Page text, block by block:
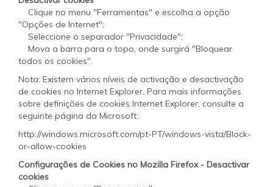
Clique no menu "Ferramentas" e escolha a opção
"Opções de Internet";
Seleccione o separador "Privacidade";
Mova a barra para o topo, onde surgirá "Bloquear
todos os cookies".
Nota: Existem vários níveis de activação e desactivação
de cookies no Internet Explorer. Para mais informações
sobre definições de cookies Internet Explorer, consulte a
seguinte página da Microsoft:
http://windows.microsoft.com/pt-PT/windows-vista/Block-
or-allow-cookies
Configurações de Cookies no Mozilla Firefox - Desactivar
cookies